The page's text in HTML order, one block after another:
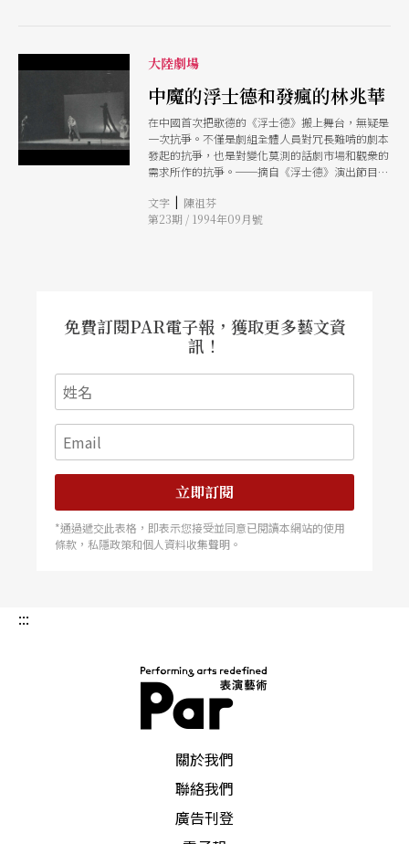
大陸劇場
中魔的浮士德和發瘋的林兆華
在中國首次把歌德的《浮士德》搬上舞台，無疑是
一次抗爭。不僅是劇組全體人員對冗長難啃的劇本
發起的抗爭，也是對變化莫測的話劇市場和觀衆的
需求所作的抗爭。──摘自《浮士德》演出節目單
文字 | 陳祖芬
第23期 / 1994年09月號
免費訂閱PAR電子報，獲取更多藝文資
訊！
立即訂閱
*通過遞交此表格，即表示您接受並同意已閱讀本網站的使用
條款，私隱政策和個人資料收集聲明。
:::
關於我們
聯絡我們
廣告刊登